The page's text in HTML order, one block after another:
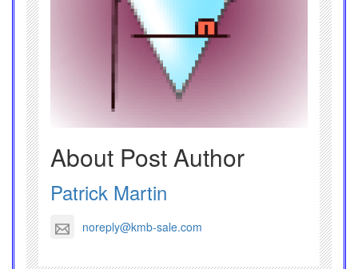
About Post Author
Patrick Martin
noreply@kmb-sale.com